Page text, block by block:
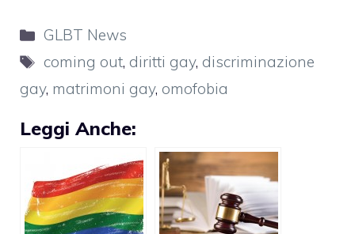
Categorie
GLBT News
Tag
coming out, diritti gay, discriminazione
gay, matrimoni gay, omofobia
Leggi Anche: